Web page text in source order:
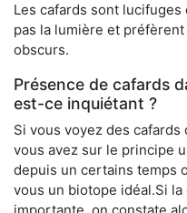
Les cafards sont
pas la lumière et
obscurs.
Présence de cafards
est-ce inquiétant ?
Si vous voyez des
vous avez sur le principe
depuis un certains temps
vous un biotope idéal.Si